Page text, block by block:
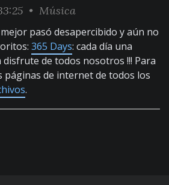
• Música
pasó desapercibido y aún no
365 Days: cada día una
de todos nosotros !!! Para
páginas de internet de todos los
.